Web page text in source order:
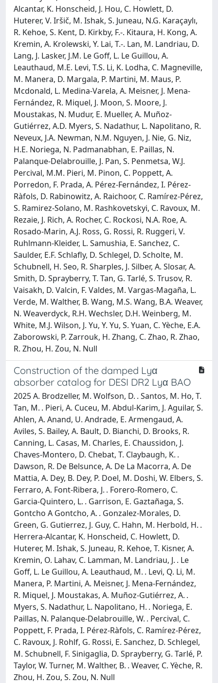
Alcantar, K. Honscheid, J. Hou, C. Howlett, D.
Huterer, V. Iršič, M. Ishak, S. Juneau, N.G. Karaçaylı,
R. Kehoe, S. Kent, D. Kirkby, F.-. Kitaura, H. Kong, A.
Kremin, A. Krolewski, Y. Lai, T.-. Lan, M. Landriau, D.
Lang, J. Lasker, J.M. Le Goff, L. Le Guillou, A.
Leauthaud, M.E. Levi, T.S. Li, K. Lodha, C. Magneville,
M. Manera, D. Margala, P. Martini, M. Maus, P.
Mcdonald, L. Medina-Varela, A. Meisner, J. Mena-
Fernández, R. Miquel, J. Moon, S. Moore, J.
Moustakas, N. Mudur, E. Mueller, A. Muñoz-
Gutiérrez, A.D. Myers, S. Nadathur, L. Napolitano, R.
Neveux, J.A. Newman, N.M. Nguyen, J. Nie, G. Niz,
H.E. Noriega, N. Padmanabhan, E. Paillas, N.
Palanque-Delabrouille, J. Pan, S. Penmetsa, W.J.
Percival, M.M. Pieri, M. Pinon, C. Poppett, A.
Porredon, F. Prada, A. Pérez-Fernández, I. Pérez-
Ràfols, D. Rabinowitz, A. Raichoor, C. Ramírez-Pérez,
S. Ramirez-Solano, M. Rashkovetskyi, C. Ravoux, M.
Rezaie, J. Rich, A. Rocher, C. Rockosi, N.A. Roe, A.
Rosado-Marin, A.J. Ross, G. Rossi, R. Ruggeri, V.
Ruhlmann-Kleider, L. Samushia, E. Sanchez, C.
Saulder, E.F. Schlafly, D. Schlegel, D. Scholte, M.
Schubnell, H. Seo, R. Sharples, J. Silber, A. Slosar, A.
Smith, D. Sprayberry, T. Tan, G. Tarlé, S. Trusov, R.
Vaisakh, D. Valcin, F. Valdes, M. Vargas-Magaña, L.
Verde, M. Walther, B. Wang, M.S. Wang, B.A. Weaver,
N. Weaverdyck, R.H. Wechsler, D.H. Weinberg, M.
White, M.J. Wilson, J. Yu, Y. Yu, S. Yuan, C. Yèche, E.A.
Zaborowski, P. Zarrouk, H. Zhang, C. Zhao, R. Zhao,
R. Zhou, H. Zou, N. Null
Construction of the damped Lyα
absorber catalog for DESI DR2 Lyα BAO
2025 A. Brodzeller, M. Wolfson, D. . Santos, M. Ho, T.
Tan, M. . Pieri, A. Cuceu, M. Abdul-Karim, J. Aguilar, S.
Ahlen, A. Anand, U. Andrade, E. Armengaud, A.
Aviles, S. Bailey, A. Bault, D. Bianchi, D. Brooks, R.
Canning, L. Casas, M. Charles, E. Chaussidon, J.
Chaves-Montero, D. Chebat, T. Claybaugh, K. .
Dawson, R. De Belsunce, A. De La Macorra, A. De
Mattia, A. Dey, B. Dey, P. Doel, M. Doshi, W. Elbers, S.
Ferraro, A. Font-Ribera, J. . Forero-Romero, C.
Garcia-Quintero, L. . Garrison, E. Gaztañaga, S.
Gontcho A Gontcho, A. . Gonzalez-Morales, D.
Green, G. Gutierrez, J. Guy, C. Hahn, M. Herbold, H. .
Herrera-Alcantar, K. Honscheid, C. Howlett, D.
Huterer, M. Ishak, S. Juneau, R. Kehoe, T. Kisner, A.
Kremin, O. Lahav, C. Lamman, M. Landriau, J. . Le
Goff, L. Le Guillou, A. Leauthaud, M. . Levi, Q. Li, M.
Manera, P. Martini, A. Meisner, J. Mena-Fernández,
R. Miquel, J. Moustakas, A. Muñoz-Gutiérrez, A. .
Myers, S. Nadathur, L. Napolitano, H. . Noriega, E.
Paillas, N. Palanque-Delabrouille, W. . Percival, C.
Poppett, F. Prada, I. Pérez-Ràfols, C. Ramírez-Pérez,
C. Ravoux, J. Rohlf, G. Rossi, E. Sanchez, D. Schlegel,
M. Schubnell, F. Sinigaglia, D. Sprayberry, G. Tarlé, P.
Taylor, W. Turner, M. Walther, B. . Weaver, C. Yèche, R.
Zhou, H. Zou, S. Zou, N. Null